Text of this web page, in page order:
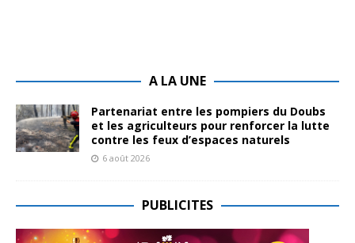
A LA UNE
Partenariat entre les pompiers du Doubs
et les agriculteurs pour renforcer la lutte
contre les feux d’espaces naturels
6 août 2026
PUBLICITES